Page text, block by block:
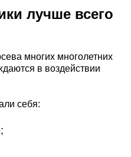
лучше всего
многих многолетних
в воздействии
себя: